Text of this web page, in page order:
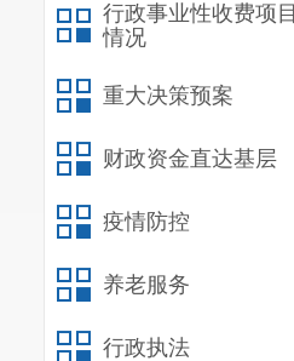
行政事业性收费项目
情况
重大决策预案
财政资金直达基层
疫情防控
养老服务
行政执法